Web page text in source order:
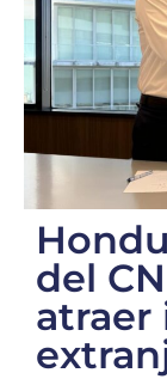
del
atraer